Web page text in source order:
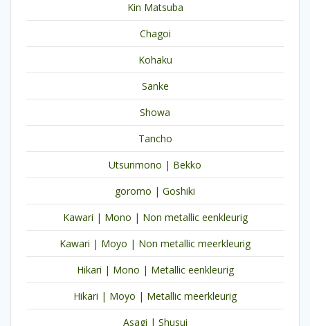
Kin Matsuba
Chagoi
Kohaku
Sanke
Showa
Tancho
Utsurimono | Bekko
goromo | Goshiki
Kawari | Mono | Non metallic eenkleurig
Kawari | Moyo | Non metallic meerkleurig
Hikari | Mono | Metallic eenkleurig
Hikari | Moyo | Metallic meerkleurig
Asagi | Shusui